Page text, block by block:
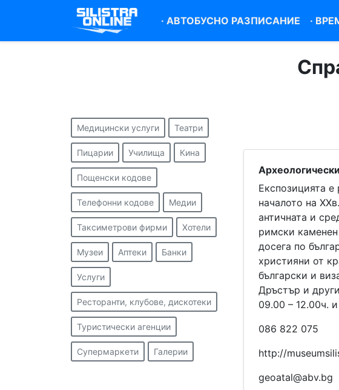
·АВТОБУСНО РАЗПИСАНИЕ ·
Медицински услуги Театри
Пицарии Училища Кина
Пощенски кодове
Телефонни кодове Медии
Таксиметрови фирми Хотели
Музеи Аптеки Банки
Услуги
Ресторанти, клубове, дискотеки
Туристически агенции
Супермаркети Галерии
Експозицията
началото на
античната и
римски
досега по
християни от
български и
Дръстър и
09.00 – 12.00ч.
086 822 075
http://
geoatal@abv.bg